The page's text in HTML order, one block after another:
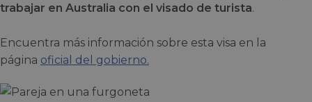
trabajar en Australia con el visado de turista.
Encuentra más información sobre esta visa en la
página oficial del gobierno.